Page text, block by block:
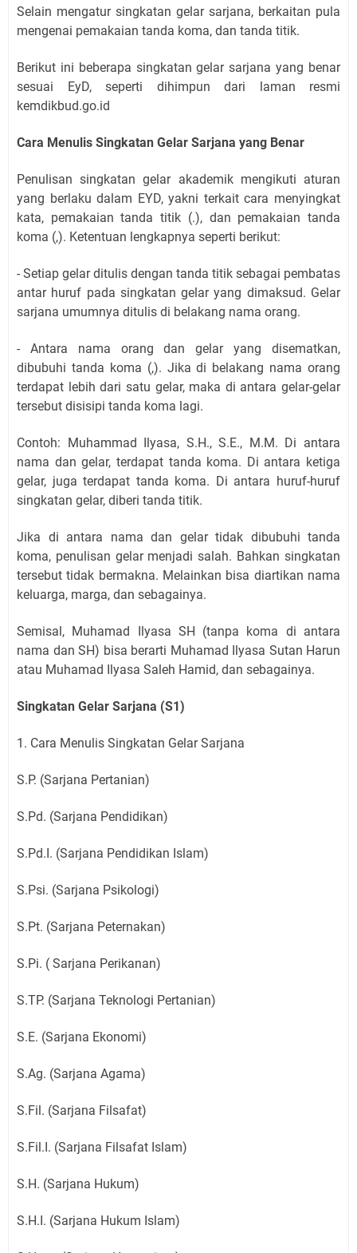
Selain mengatur singkatan gelar sarjana, berkaitan pula
mengenai pemakaian tanda koma, dan tanda titik.
Berikut ini beberapa singkatan gelar sarjana yang benar
sesuai EyD, seperti dihimpun dari laman resmi
kemdikbud.go.id
Cara Menulis Singkatan Gelar Sarjana yang Benar
Penulisan singkatan gelar akademik mengikuti aturan
yang berlaku dalam EYD, yakni terkait cara menyingkat
kata, pemakaian tanda titik (.), dan pemakaian tanda
koma (,). Ketentuan lengkapnya seperti berikut:
- Setiap gelar ditulis dengan tanda titik sebagai pembatas
antar huruf pada singkatan gelar yang dimaksud. Gelar
sarjana umumnya ditulis di belakang nama orang.
- Antara nama orang dan gelar yang disematkan,
dibubuhi tanda koma (,). Jika di belakang nama orang
terdapat lebih dari satu gelar, maka di antara gelar-gelar
tersebut disisipi tanda koma lagi.
Contoh: Muhammad Ilyasa, S.H., S.E., M.M. Di antara
nama dan gelar, terdapat tanda koma. Di antara ketiga
gelar, juga terdapat tanda koma. Di antara huruf-huruf
singkatan gelar, diberi tanda titik.
Jika di antara nama dan gelar tidak dibubuhi tanda
koma, penulisan gelar menjadi salah. Bahkan singkatan
tersebut tidak bermakna. Melainkan bisa diartikan nama
keluarga, marga, dan sebagainya.
Semisal, Muhamad Ilyasa SH (tanpa koma di antara
nama dan SH) bisa berarti Muhamad Ilyasa Sutan Harun
atau Muhamad Ilyasa Saleh Hamid, dan sebagainya.
Singkatan Gelar Sarjana (S1)
1. Cara Menulis Singkatan Gelar Sarjana
S.P. (Sarjana Pertanian)
S.Pd. (Sarjana Pendidikan)
S.Pd.I. (Sarjana Pendidikan Islam)
S.Psi. (Sarjana Psikologi)
S.Pt. (Sarjana Peternakan)
S.Pi. ( Sarjana Perikanan)
S.TP. (Sarjana Teknologi Pertanian)
S.E. (Sarjana Ekonomi)
S.Ag. (Sarjana Agama)
S.Fil. (Sarjana Filsafat)
S.Fil.I. (Sarjana Filsafat Islam)
S.H. (Sarjana Hukum)
S.H.I. (Sarjana Hukum Islam)